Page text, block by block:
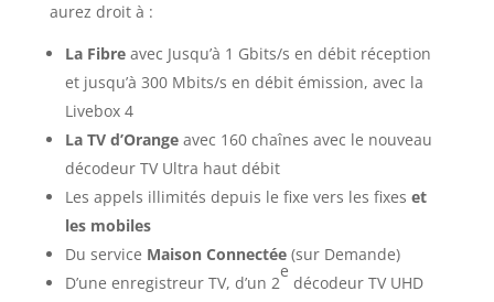
aurez droit à :
La Fibreavec Jusqu’à 1 Gbits/s en débit réception
et jusqu’à 300 Mbits/s en débit émission, avec la
Livebox 4
La TV d’Orangeavec 160 chaînes avec le nouveau
décodeur TV Ultra haut débit
Les appels illimités depuis le fixe vers les fixes et
les mobiles
Du service Maison Connectée(sur Demande)
D’une enregistreur TV, d’un 2
e
décodeur TV UHD